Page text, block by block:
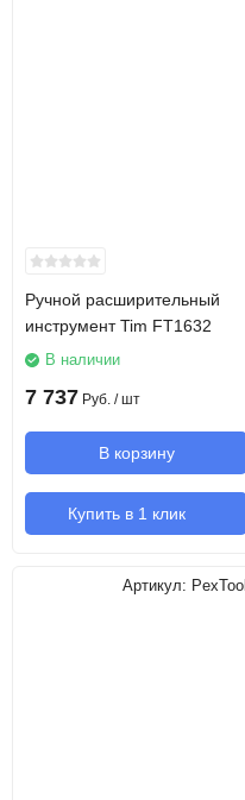
Ручной расширительный
инструмент Tim FT1632
В наличии
7 737 Руб. / шт
В корзину
Купить в 1 клик
Артикул: PexTool